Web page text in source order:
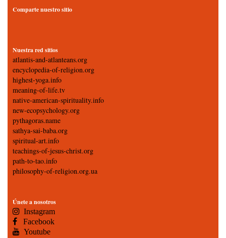
Comparte nuestro sitio
Nuestra red sitios
atlantis-and-atlanteans.org
encyclopedia-of-religion.org
highest-yoga.info
meaning-of-life.tv
native-american-spirituality.info
new-ecopsychology.org
pythagoras.name
sathya-sai-baba.org
spiritual-art.info
teachings-of-jesus-christ.org
path-to-tao.info
philosophy-of-religion.org.ua
Únete a nosotros
Instagram
Facebook
Youtube